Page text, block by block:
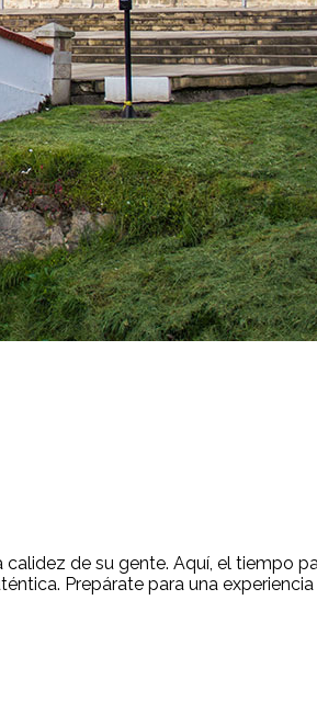
de su gente. Aquí, el tiempo
Prepárate para una